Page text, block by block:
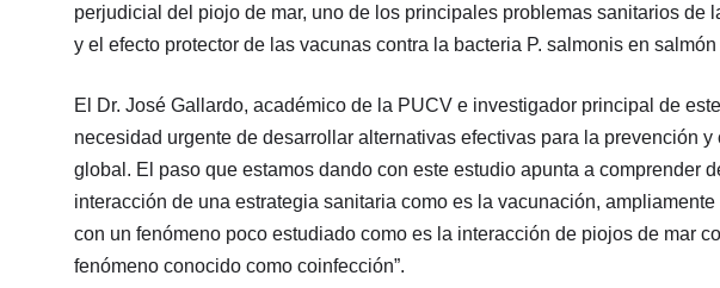
perjudicial del piojo de mar, uno de los principales problemas sanitarios de
y el efecto protector de las vacunas contra la bacteria P. salmonis en
El Dr. José Gallardo, académico de la PUCV e investigador principal de
necesidad urgente de desarrollar alternativas efectivas para la prevención
global. El paso que estamos dando con este estudio apunta a comprender
interacción de una estrategia sanitaria como es la vacunación,
con un fenómeno poco estudiado como es la interacción de piojos de mar
fenómeno conocido como coinfección”.